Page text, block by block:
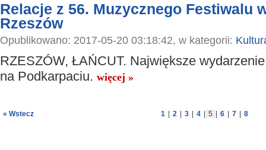
Relacje z 56. Muzycznego Festiwalu
Rzeszów
Opublikowano: 2017-05-20 03:18:42, w kategorii:
RZESZÓW, ŁAŃCUT. Największe
na Podkarpaciu. więcej »
« Wstecz 1 2 3 4 5 6 7 8